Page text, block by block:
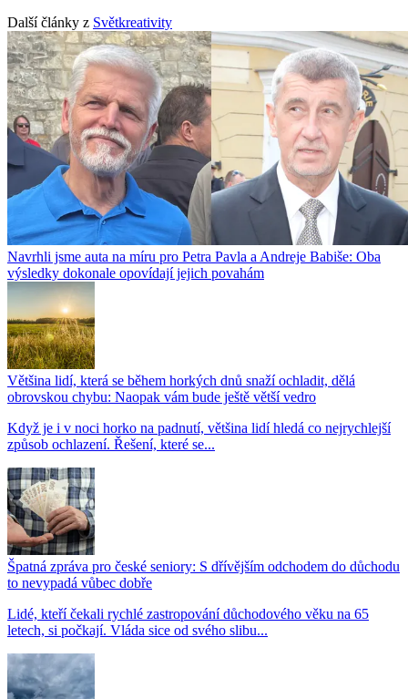
Další články z Světkreativity
Navrhli jsme auta na míru pro Petra Pavla a Andreje Babiše: Oba
výsledky dokonale opovídají jejich povahám
Většina lidí, která se během horkých dnů snaží ochladit, dělá
obrovskou chybu: Naopak vám bude ještě větší vedro
Když je i v noci horko na padnutí, většina lidí hledá co nejrychlejší
způsob ochlazení. Řešení, které se...
Špatná zpráva pro české seniory: S dřívějším odchodem do důchodu
to nevypadá vůbec dobře
Lidé, kteří čekali rychlé zastropování důchodového věku na 65
letech, si počkají. Vláda sice od svého slibu...